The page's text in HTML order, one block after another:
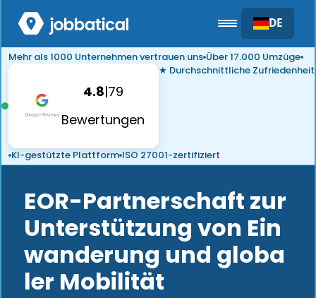
DE
Mehr als 1000 Unternehmen vertrauen uns Über 17.000 Umzüge
4.8|79
Bewertungen
★ Durchschnittliche Zufriedenheit
KI-gestützte Plattform ISO 27001-zertifiziert
EOR-Partnerschaft zur
Unterstützung von Ein
wanderung und globa
ler Mobilität